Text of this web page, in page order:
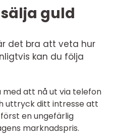
guld
det bra att veta hur
kan du följa
med att nå ut via telefon
uttryck ditt intresse att
en ungefärlig
marknadspris.